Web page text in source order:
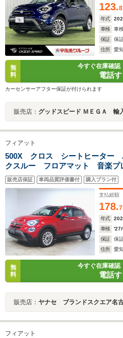
123.8
年式
車検
車
保証
保
住所
愛
無
料
今すぐ在庫確認
電話
カーセンサーアフター保証が付けられます
販売店： グッドスピード ＭＥＧＡ 輸
フィアット
500X クロス シートヒーター
クスルー フロアマット 音楽プ
Bluetooth接続 ETC LEDヘッド
ー 盗難防止 衝突被害軽減ブレ
販売店保証 車両品質評価書付 購入プラン付
支払総額
178.7
年式
車検
保証
保
住所
愛
無
料
今すぐ在庫確認
電話
販売店： ヤナセ ブランドスクエア名
フィアット